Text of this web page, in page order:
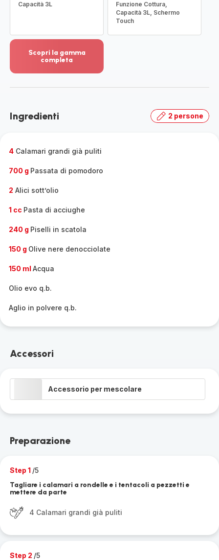
Capacità 3L
Funzione Cottura,
Capacità 3L, Schermo
Touch
Scopri la gamma
completa
dettagli
la
Ingredienti 2 persone
4 Calamari grandi già puliti
700 g Passata di pomodoro
2 Alici sott’olio
1 cc Pasta di acciughe
240 g Piselli in scatola
150 g Olive nere denocciolate
150 ml Acqua
Olio evo q.b.
Aglio in polvere q.b.
Accessori
Accessorio per mescolare
Preparazione
Step 1 /5
Tagliare i calamari a rondelle e i tentacoli a pezzetti e
mettere da parte
4 Calamari grandi già puliti
Step 2 /5